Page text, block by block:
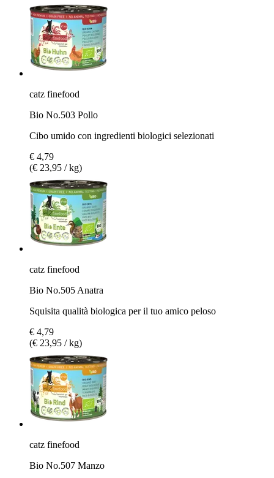
catz finefood
Bio No.503 Pollo
Cibo umido con ingredienti biologici selezionati
€ 4,79
(€ 23,95 / kg)
catz finefood
Bio No.505 Anatra
Squisita qualità biologica per il tuo amico peloso
€ 4,79
(€ 23,95 / kg)
catz finefood
Bio No.507 Manzo